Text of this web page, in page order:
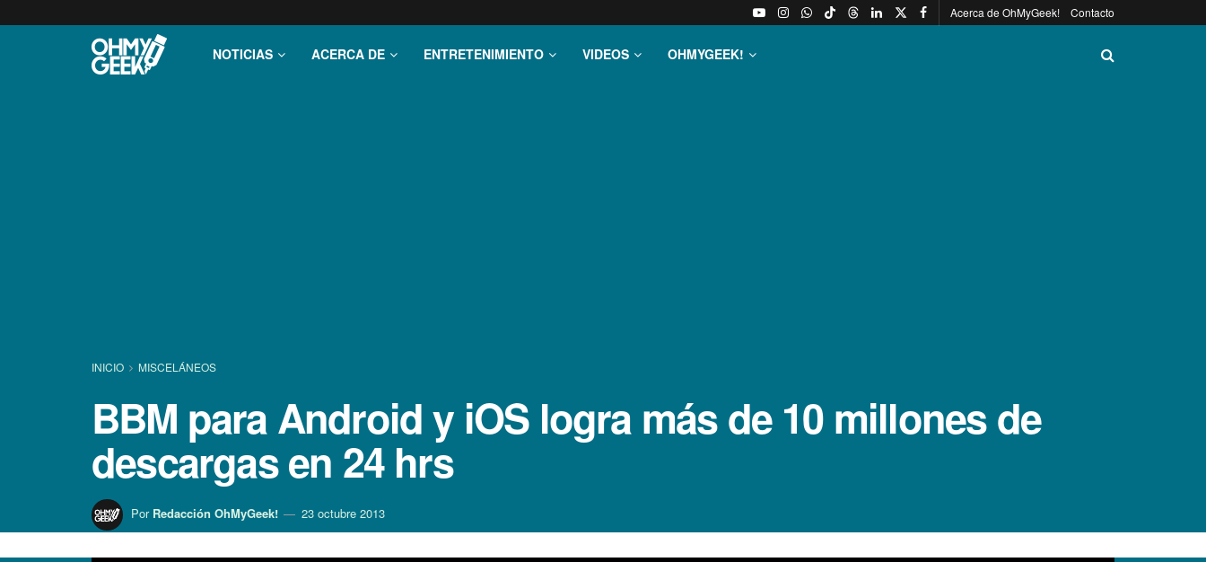
Acerca de OhMyGeek! Contacto
NOTICIAS ACERCA DE ENTRETENIMIENTO VIDEOS OHMYGEEK!
INICIO MISCELÁNEOS
BBM para Android y iOS logra más de 10 millones de
descargas en 24 hrs
Por Redacción OhMyGeek! 23 octubre 2013